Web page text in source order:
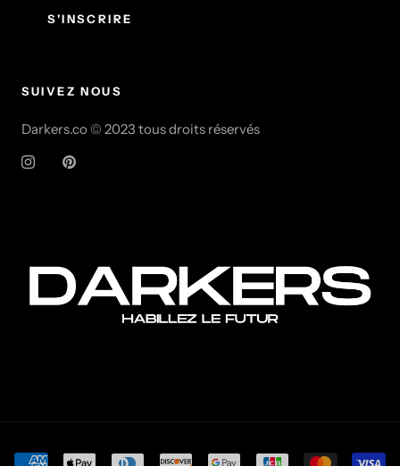
S'INSCRIRE
SUIVEZ NOUS
Darkers.co © 2023 tous droits réservés